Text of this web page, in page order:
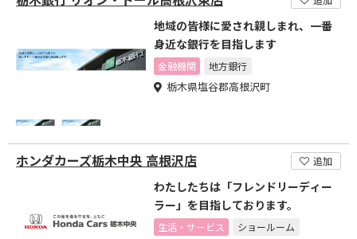
地域の皆様に愛され親しまれ、一番
身近な銀行を目指します
金融機関 地方銀行
栃木県塩谷郡高根沢町
ホンダカーズ栃木中央 高根沢店 追加
わたしたちは「フレンドリーディー
ラー」を目指しております。
生活・サービス ショールーム